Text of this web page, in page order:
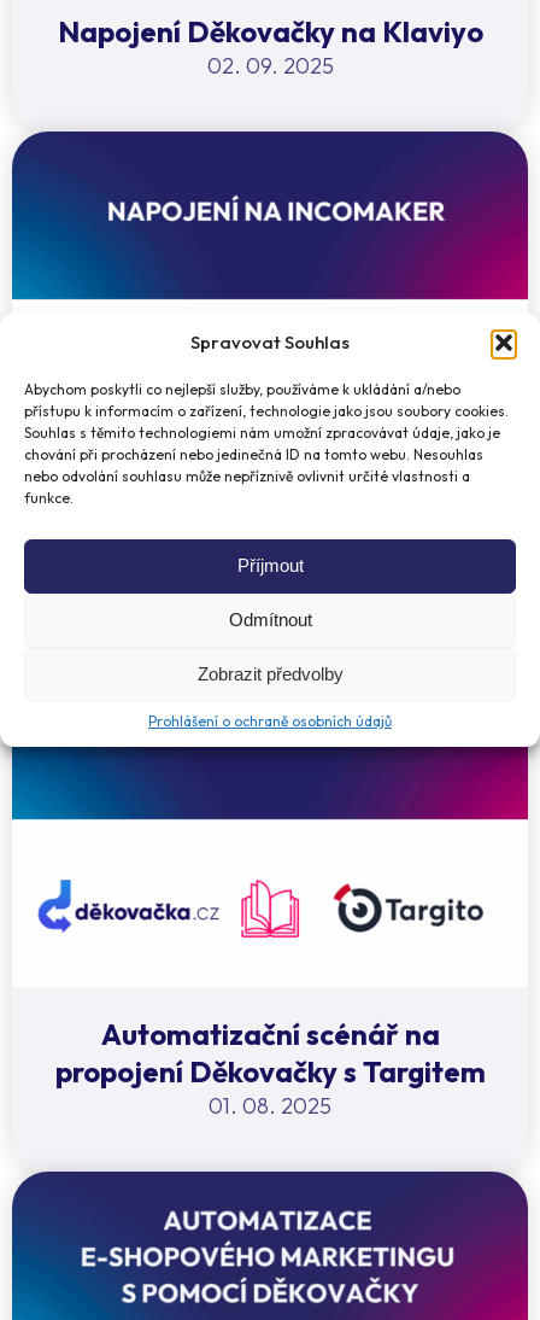
Spravovat Souhlas
Abychom poskytli co nejlepší služby, používáme k ukládání a/nebo
přístupu k informacím o zařízení, technologie jako jsou soubory cookies.
Souhlas s těmito technologiemi nám umožní zpracovávat údaje, jako je
chování při procházení nebo jedinečná ID na tomto webu. Nesouhlas
nebo odvolání souhlasu může nepříznivě ovlivnit určité vlastnosti a
funkce.
Příjmout
Odmítnout
Zobrazit předvolby
Prohlášení o ochraně osobních údajů
Napojení Děkovačky na Klaviyo
02. 09. 2025
Incomaker
Automatizační scénář na
propojení Děkovačky s Targitem
01. 08. 2025